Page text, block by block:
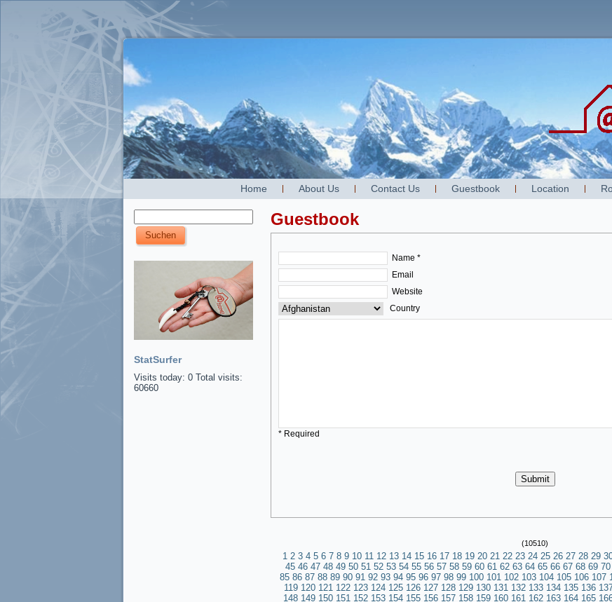
Home About Us Contact Us Guestbook Location
StatSurfer
Visits today: 0 Total visits:
60660
Guestbook
Name *
Email
Website
Country
* Required
(10510)
1 2 3 4 5 6 7 8 9 10 11 12 13 14 15 16 17 18 19 20 21 22 23 24 25 26 27 28 29
45 46 47 48 49 50 51 52 53 54 55 56 57 58 59 60 61 62 63 64 65 66 67 68 69 70
85 86 87 88 89 90 91 92 93 94 95 96 97 98 99 100 101 102 103 104 105 106 107
119 120 121 122 123 124 125 126 127 128 129 130 131 132 133 134 135 136
148 149 150 151 152 153 154 155 156 157 158 159 160 161 162 163 164 165